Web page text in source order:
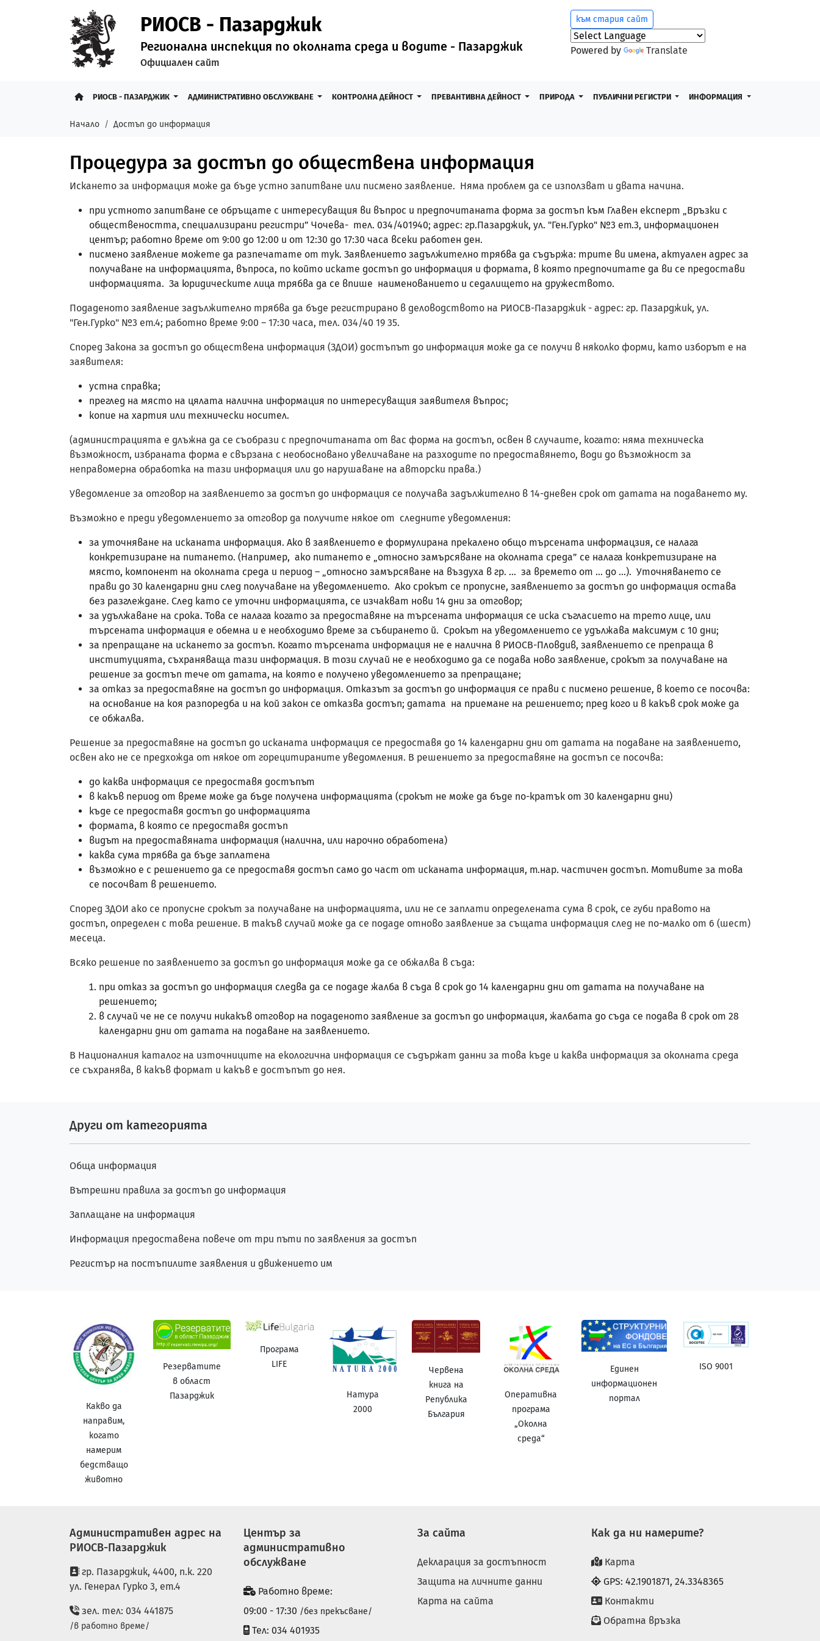
към стария сайт
Powered by Translate
РИОСВ - Пазарджик
Регионална инспекция по околната среда и водите - Пазарджик
Официален сайт
РИОСВ - ПАЗАРДЖИК АДМИНИСТРАТИВНО ОБСЛУЖВАНЕ КОНТРОЛНА ДЕЙНОСТ ПРЕВАНТИВНА ДЕЙНОСТ ПРИРОДА ПУБЛИЧНИ РЕГИСТРИ ИНФОРМАЦИЯ
Начало Достъп до информация
Процедура за достъп до обществена информация
Искането за информация може да бъде устно запитване или писмено заявление. Няма проблем да се използват и двата начина.
при устното запитване се обръщате с интересуващия ви въпрос и предпочитаната форма за достъп към Главен експерт „Връзки с
обществеността, специализирани регистри” Чочева- тел. 034/401940; адрес: гр.Пазарджик, ул. "Ген.Гурко" №3 ет.3, информационен
център; работно време от 9:00 до 12:00 и от 12:30 до 17:30 часа всеки работен ден.
писмено заявление можете да разпечатате от тук. Заявлението задължително трябва да съдържа: трите ви имена, актуален адрес за
получаване на информацията, въпроса, по който искате достъп до информация и формата, в която предпочитате да ви се предостави
информацията. За юридическите лица трябва да се впише наименованието и седалището на дружеството.
Подаденото заявление задължително трябва да бъде регистрирано в деловодството на РИОСВ-Пазарджик - адрес: гр. Пазарджик, ул.
"Ген.Гурко" №3 ет.4; работно време 9:00 – 17:30 часа, тел. 034/40 19 35.
Според Закона за достъп до обществена информация (ЗДОИ) достъпът до информация може да се получи в няколко форми, като изборът е на
заявителя:
устна справка;
преглед на място на цялата налична информация по интересуващия заявителя въпрос;
копие на хартия или технически носител.
(администрацията е длъжна да се съобрази с предпочитаната от вас форма на достъп, освен в случаите, когато: няма техническа
възможност, избраната форма е свързана с необосновано увеличаване на разходите по предоставянето, води до възможност за
неправомерна обработка на тази информация или до нарушаване на авторски права.)
Уведомление за отговор на заявлението за достъп до информация се получава задължително в 14-дневен срок от датата на подаването му.
Възможно е преди уведомлението за отговор да получите някое от следните уведомления:
за уточняване на исканата информация. Ако в заявлението е формулирана прекалено общо търсената информацзия, се налага
конкретизиране на питането. (Например, ако питането е „относно замърсяване на околната среда” се налага конкретизиране на
място, компонент на околната среда и период – „относно замърсяване на въздуха в гр. ... за времето от ... до ...). Уточняването се
прави до 30 календарни дни след получаване на уведомлението. Ако срокът се пропусне, заявлението за достъп до информация остава
без разглеждане. След като се уточни информацията, се изчакват нови 14 дни за отговор;
за удължаване на срока. Това се налага когато за предоставяне на търсената информация се иска съгласието на трето лице, или
търсената информация е обемна и е необходимо време за събирането й. Срокът на уведомлението се удължава максимум с 10 дни;
за препращане на искането за достъп. Когато търсената информация не е налична в РИОСВ-Пловдив, заявлението се препраща в
институцията, съхраняваща тази информация. В този случай не е необходимо да се подава ново заявление, срокът за получаване на
решение за достъп тече от датата, на която е получено уведомлението за препращане;
за отказ за предоставяне на достъп до информация. Отказът за достъп до информация се прави с писмено решение, в което се посочва:
на основание на коя разпоредба и на кой закон сe отказва достъп; датата на приемане на решението; пред кого и в какъв срок може да
се обжалва.
Решение за предоставяне на достъп до исканата информация се предоставя до 14 календарни дни от датата на подаване на заявлението,
освен ако не се предхожда от някое от горецитираните уведомления. В решението за предоставяне на достъп се посочва:
до каква информация се предоставя достъпът
в какъв период от време може да бъде получена информацията (срокът не може да бъде по-кратък от 30 календарни дни)
къде се предоставя достъп до информацията
формата, в която се предоставя достъп
видът на предоставяната информация (налична, или нарочно обработена)
каква сума трябва да бъде заплатена
възможно е с решението да се предоставя достъп само до част от исканата информация, т.нар. частичен достъп. Мотивите за това
се посочват в решението.
Според ЗДОИ ако се пропусне срокът за получаване на информацията, или не се заплати определената сума в срок, се губи правото на
достъп, определен с това решение. В такъв случай може да се подаде отново заявление за същата информация след не по-малко от 6 (шест)
месеца.
Всяко решение по заявлението за достъп до информация може да се обжалва в съда:
при отказ за достъп до информация следва да се подаде жалба в съда в срок до 14 календарни дни от датата на получаване на
решението;
в случай че не се получи никакъв отговор на подаденото заявление за достъп до информация, жалбата до съда се подава в срок от 28
календарни дни от датата на подаване на заявлението.
В Националния каталог на източниците на екологична информация се съдържат данни за това къде и каква информация за околната среда
се съхранява, в какъв формат и какъв е достъпът до нея.
Други от категорията
Обща информация
Вътрешни правила за достъп до информация
Заплащане на информация
Информация предоставена повече от три пъти по заявления за достъп
Регистър на постъпилите заявления и движението им
Какво да
направим,
когато
намерим
бедстващо
животно
Резерватите
в област
Пазарджик
Програма
LIFE
Натура
2000
Червена
книга на
Република
България
Оперативна
програма
„Околна
среда“
Единен
информационен
портал
ISO 9001
Административен адрес на
РИОСВ-Пазарджик
гр. Пазарджик, 4400, п.к. 220
ул. Генерал Гурко 3, ет.4
зел. тел: 034 441875
/в работно време/
Център за
административно
обслужване
Работно време:
09:00 - 17:30 /без прекъсване/
Тел: 034 401935
За сайта
Декларация за достъпност
Защита на личните данни
Карта на сайта
Как да ни намерите?
Карта
GPS: 42.1901871, 24.3348365
Контакти
Обратна връзка